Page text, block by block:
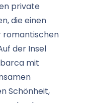
private
die einen
romantischen
der Insel
mit
Schönheit,